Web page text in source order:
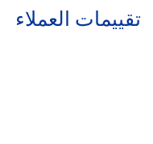
تقييمات العملاء